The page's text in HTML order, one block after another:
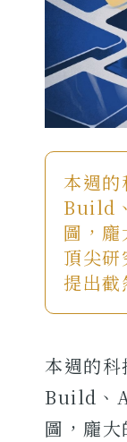
本週
Build
圖，
頂尖
提出截
本週的
Build、
圖，龐